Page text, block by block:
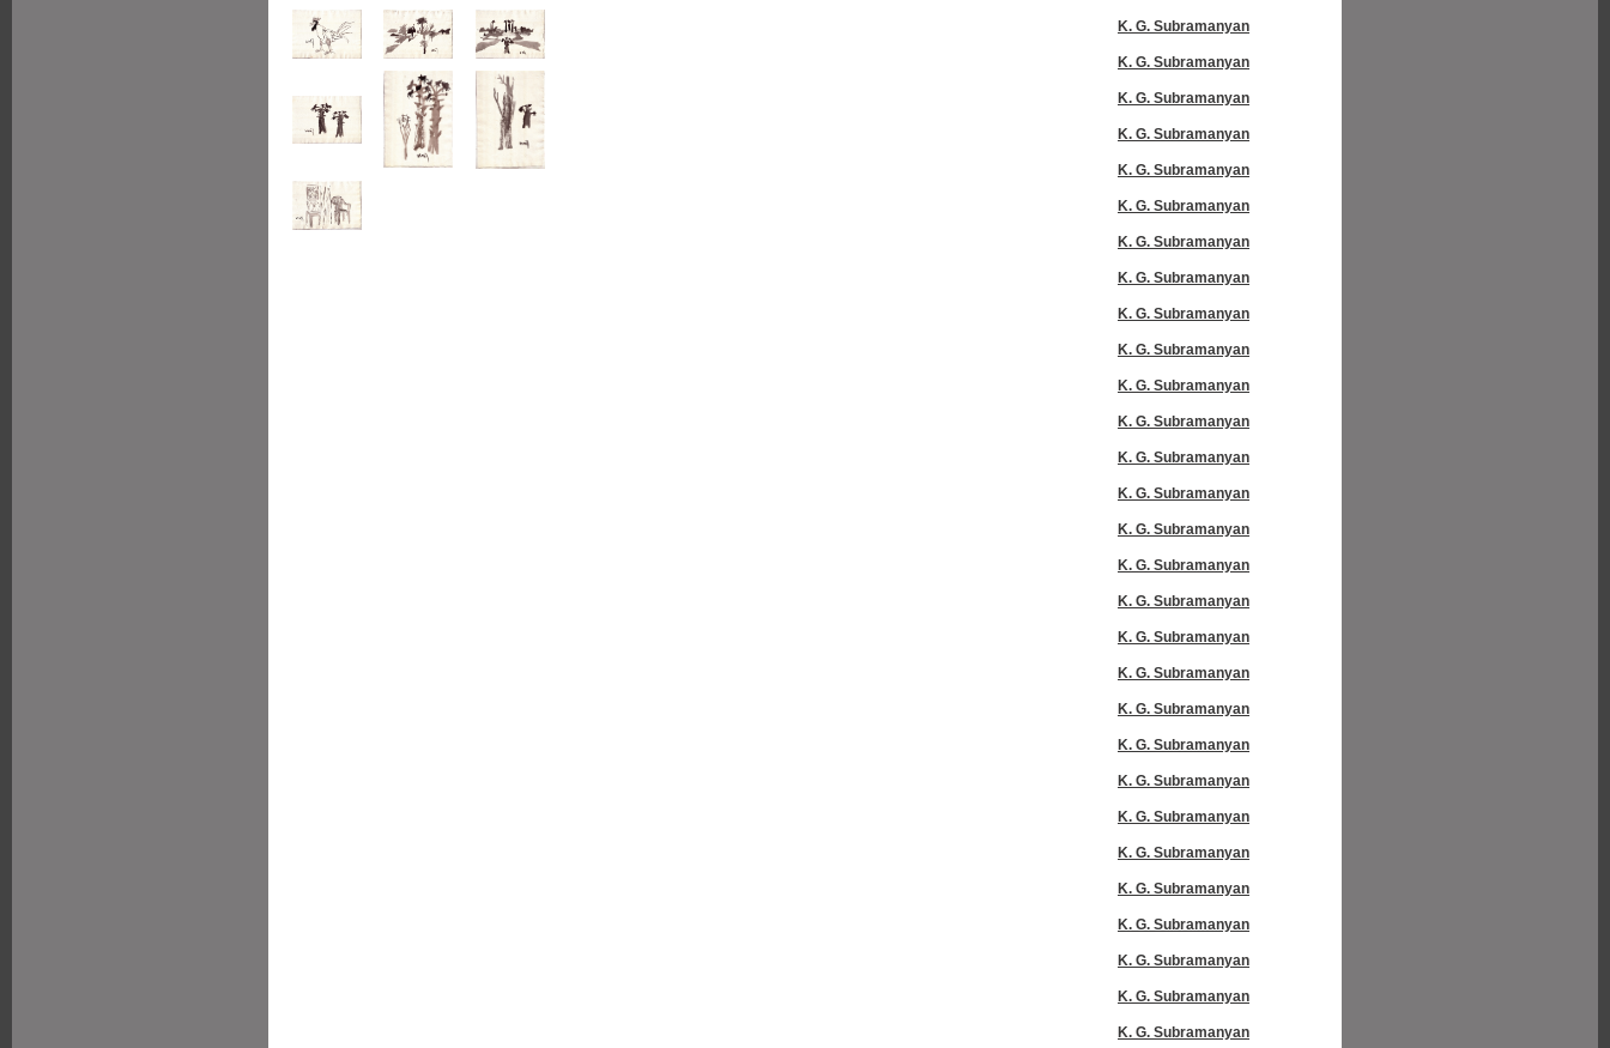
K. G. Subramanyan
K. G. Subramanyan
K. G. Subramanyan
K. G. Subramanyan
K. G. Subramanyan
K. G. Subramanyan
K. G. Subramanyan
K. G. Subramanyan
K. G. Subramanyan
K. G. Subramanyan
K. G. Subramanyan
K. G. Subramanyan
K. G. Subramanyan
K. G. Subramanyan
K. G. Subramanyan
K. G. Subramanyan
K. G. Subramanyan
K. G. Subramanyan
K. G. Subramanyan
K. G. Subramanyan
K. G. Subramanyan
K. G. Subramanyan
K. G. Subramanyan
K. G. Subramanyan
K. G. Subramanyan
K. G. Subramanyan
K. G. Subramanyan
K. G. Subramanyan
K. G. Subramanyan